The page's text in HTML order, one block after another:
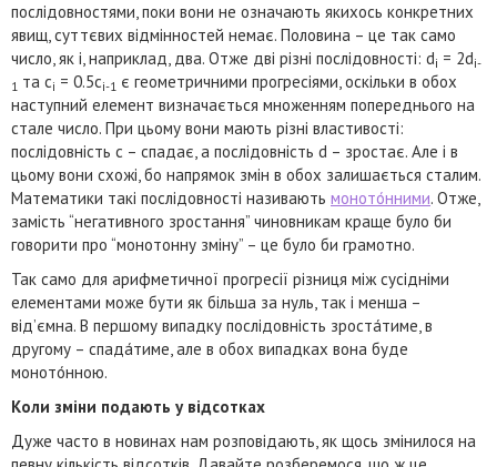
послідовностями, поки вони не означають якихось конкретних
явищ, суттєвих відмінностей немає. Половина – це так само
число, як і, наприклад, два. Отже дві різні послідовності: di = 2di-
1 та ci = 0.5ci-1 є геометричними прогресіями, оскільки в обох
наступний елемент визначається множенням попереднього на
стале число. При цьому вони мають різні властивості:
послідовність c – спадає, а послідовність d – зростає. Але і в
цьому вони схожі, бо напрямок змін в обох залишається сталим.
Математики такі послідовності називають моното́нними. Отже,
замість “негативного зростання” чиновникам краще було би
говорити про “монотонну зміну” – це було би грамотно.
Так само для арифметичної прогресії різниця між сусідніми
елементами може бути як більша за нуль, так і менша –
від’ємна. В першому випадку послідовність зроста́тиме, в
другому – спада́тиме, але в обох випадках вона буде
моното́нною.
Коли зміни подають у відсотках
Дуже часто в новинах нам розповідають, як щось змінилося на